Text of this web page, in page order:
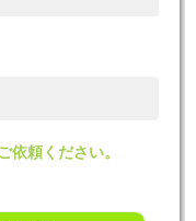
依頼ください。